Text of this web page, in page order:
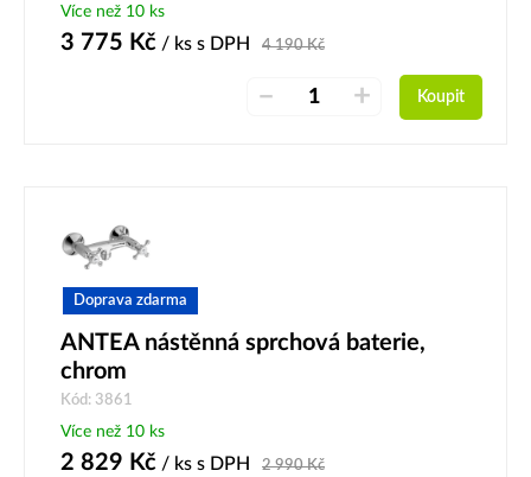
Více než 10 ks
3 775 Kč / ks s DPH 4 190Kč
– + Koupit
Doprava zdarma
ANTEA nástěnná sprchová baterie,
chrom
Kód: 3861
Více než 10 ks
2 829 Kč / ks s DPH 2 990Kč